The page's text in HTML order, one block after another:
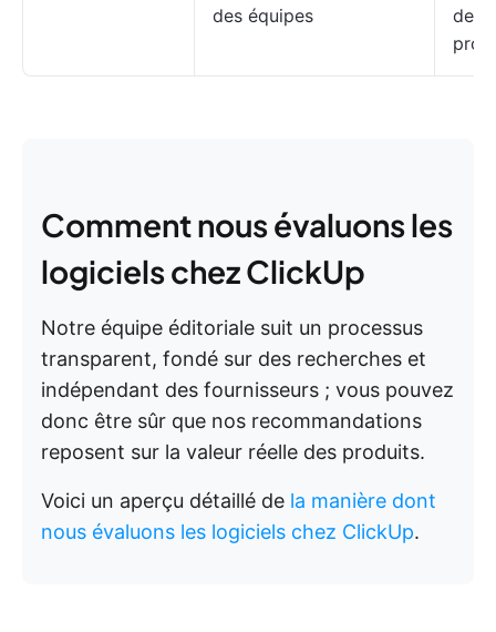
des équipes
de
Comment nous évaluons les
logiciels chez ClickUp
Notre équipe éditoriale suit un processus
transparent, fondé sur des recherches et
indépendant des fournisseurs ; vous pouvez
donc être sûr que nos recommandations
reposent sur la valeur réelle des produits.
Voici un aperçu détaillé de la manière dont
nous évaluons les logiciels chez ClickUp.